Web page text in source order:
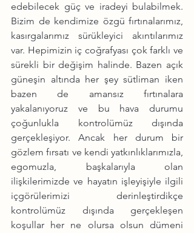
edebilecek güç ve iradeyi bulabilmek.
Bizim de kendimize özgü fırtınalarımız,
kasırgalarımız sürükleyici akıntılarımız
var. Hepimizin iç coğrafyası çok farklı ve
sürekli bir değişim halinde. Bazen açık
güneşin altında her şey sütliman iken
bazen de amansız fırtınalara
yakalanıyoruz ve bu hava durumu
çoğunlukla kontrolümüz dışında
gerçekleşiyor. Ancak her durum bir
gözlem fırsatı ve kendi yatkınlıklarımızla,
egomuzla, başkalarıyla olan
ilişkilerimizde ve hayatın işleyişiyle ilgili
içgörülerimizi derinleştirdikçe
kontrolümüz dışında gerçekleşen
koşullar her ne olursa olsun dümeni